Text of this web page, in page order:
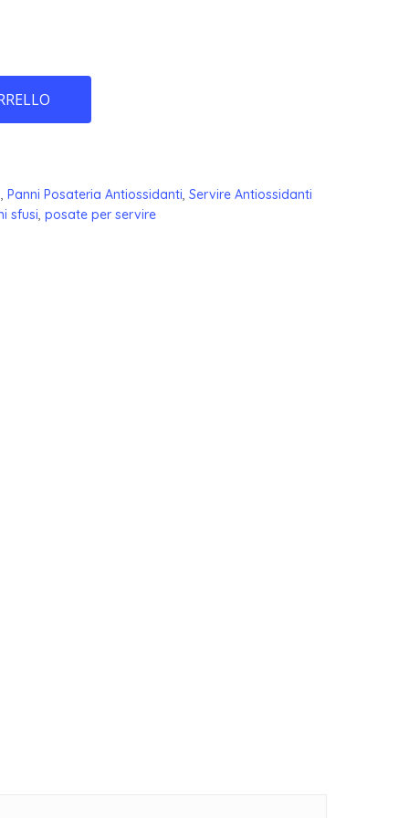
, Panni Posateria Antiossidanti, Servire Antiossidanti
sfusi, posate per servire